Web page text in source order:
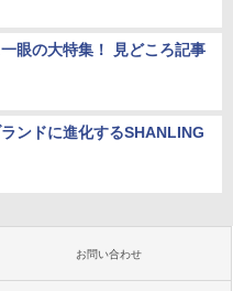
眼の大特集！ 見どころ記事
ンドに進化するSHANLING
お問い合わせ